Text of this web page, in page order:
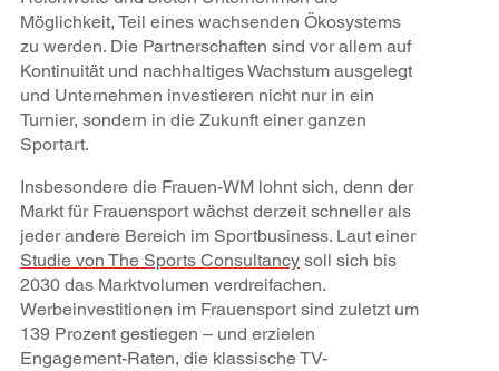
Möglichkeit, Teil eines wachsenden Ökosystems
zu werden. Die Partnerschaften sind vor allem auf
Kontinuität und nachhaltiges Wachstum ausgelegt
und Unternehmen investieren nicht nur in ein
Turnier, sondern in die Zukunft einer ganzen
Sportart.
Insbesondere die Frauen-WM lohnt sich, denn der
Markt für Frauensport wächst derzeit schneller als
jeder andere Bereich im Sportbusiness. Laut einer
Studie von The Sports Consultancysoll sich bis
2030 das Marktvolumen verdreifachen.
Werbeinvestitionen im Frauensport sind zuletzt um
139 Prozent gestiegen – und erzielen
Engagement-Raten, die klassische TV-